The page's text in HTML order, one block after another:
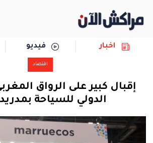
مجتمع
رياضة
اخبار فيديو
اقتصاد
إقبال كبير على الرواق
الدولي للسياحة بمدريد 2022